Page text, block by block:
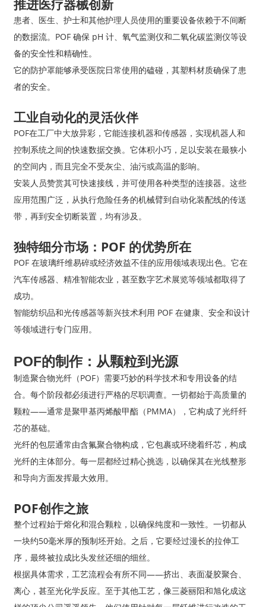
推进医疗器械创新
患者、医生、护士和其他护理人员使用的重要设备依赖于不间断
的数据流。POF 确保 pH 计、氧气监测仪和二氧化碳监测仪等设
备的安全性和精确性。
它的防护罩能够承受医院日常使用的磕碰，其塑料材质确保了患
者的安全。
工业自动化的灵活伙伴
POF在工厂中大放异彩，它能连接机器和传感器，实现机器人和
控制系统之间的快速数据交换。它体积小巧，足以安装在最狭小
的空间内，而且完全不受灰尘、油污或高温的影响。
安装人员赞赏其可快速接线，并可使用各种类型的连接器。这些
应用范围广泛，从执行危险任务的机械臂到自动化装配线的传送
带，再到安全切断装置，均有涉及。
独特细分市场：POF 的优势所在
POF 在玻璃纤维易碎或经济效益不佳的应用领域表现出色。它在
汽车传感器、精准智能农业，甚至数字艺术展览等领域都取得了
成功。
智能纺织品和光传感器等新兴技术利用 POF 在健康、安全和设计
等领域进行专门应用。
POF的制作：从颗粒到光源
制造聚合物光纤（POF）需要巧妙的科学技术和专用设备的结
合。每个阶段都必须进行严格的尽职调查。一切都始于高质量的
颗粒——通常是聚甲基丙烯酸甲酯（PMMA），它构成了光纤纤
芯的基础。
光纤的包层通常由含氟聚合物构成，它包裹或环绕着纤芯，构成
光纤的主体部分。每一层都经过精心挑选，以确保其在光线整形
和导向方面发挥最大效用。
POF创作之旅
整个过程始于熔化和混合颗粒，以确保纯度和一致性。一切都从
一块约50毫米厚的预制坯开始。之后，它要经过漫长的拉伸工
序，最终被拉成比头发丝还细的细丝。
根据具体需求，工艺流程会有所不同——挤出、表面凝胶聚合、
离心，甚至光化学反应。至于其他工艺，像三菱丽阳和旭化成这